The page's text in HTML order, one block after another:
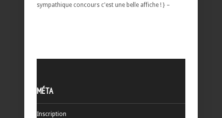
sympathique concours c'est une belle affiche ! } –
MÉTA
Inscription